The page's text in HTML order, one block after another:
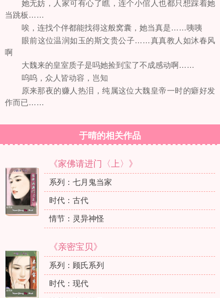
她无妨，人家可有心了瞧，连个小倌人也都只想踩着她
当跳板……
唉，连找个伴都能找得这般窝囊，她当真是……咦咦
眼前这位温润如玉的斯文贵公子……真真教人如沐春风
啊
大魏来的皇室质子是吗她捡到宝了不成感动啊……
呜呜，众人皆动容，岂知
原来那夜的赚人热泪，纯属这位大魏皇帝一时的癖好发
作而已……
于晴的相关作品
《家佛请进门〈上〉》
系列：七月鬼当家
时代：古代
情节：灵异神怪
《亲密宝贝》
系列：顾氏系列
时代：现代